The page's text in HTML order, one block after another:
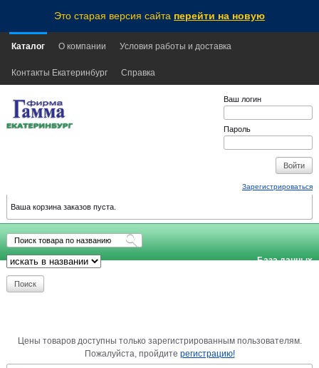
Это старая версия сайта перейти на новую
Каталог О компании Условия работы и доставка
Контакты Екатеринбург Справка
Ваш логин
Пароль
Зарегистрироваться
Ваша корзина заказов пуста.
База данных
Цены товаров доступны только зарегистрированным пользователям.
Пожалуйста, пройдите регистрацию!